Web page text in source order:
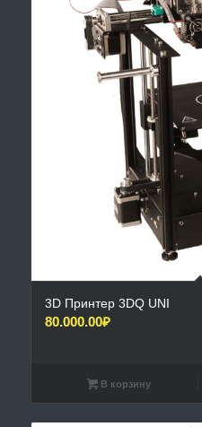
3D Принтер 3DQ UNI
80.000.00₽
В корзину